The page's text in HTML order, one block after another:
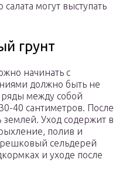
салата могут выступать
грунт
начинать с
должно быть не
между собой
40 сантиметров. После
землей. Уход содержит в
полив и
сельдерей
и уходе после